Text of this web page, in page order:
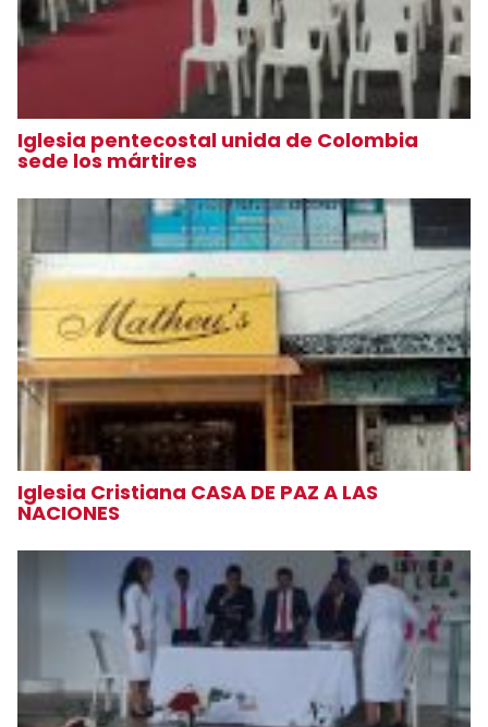
Iglesia pentecostal unida de Colombia
sede los mártires
Iglesia Cristiana CASA DE PAZ A LAS
NACIONES